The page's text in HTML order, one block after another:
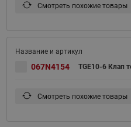
Смотреть похожие товары
067N4154 TGE10-6 Клап
Смотреть похожие товары